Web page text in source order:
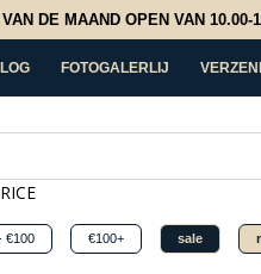
DE MAAND OPEN VAN
FOTOGALERLIJ
€100 €100+ sale